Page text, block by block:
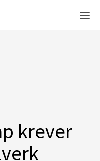
- sikkerhet og
krever